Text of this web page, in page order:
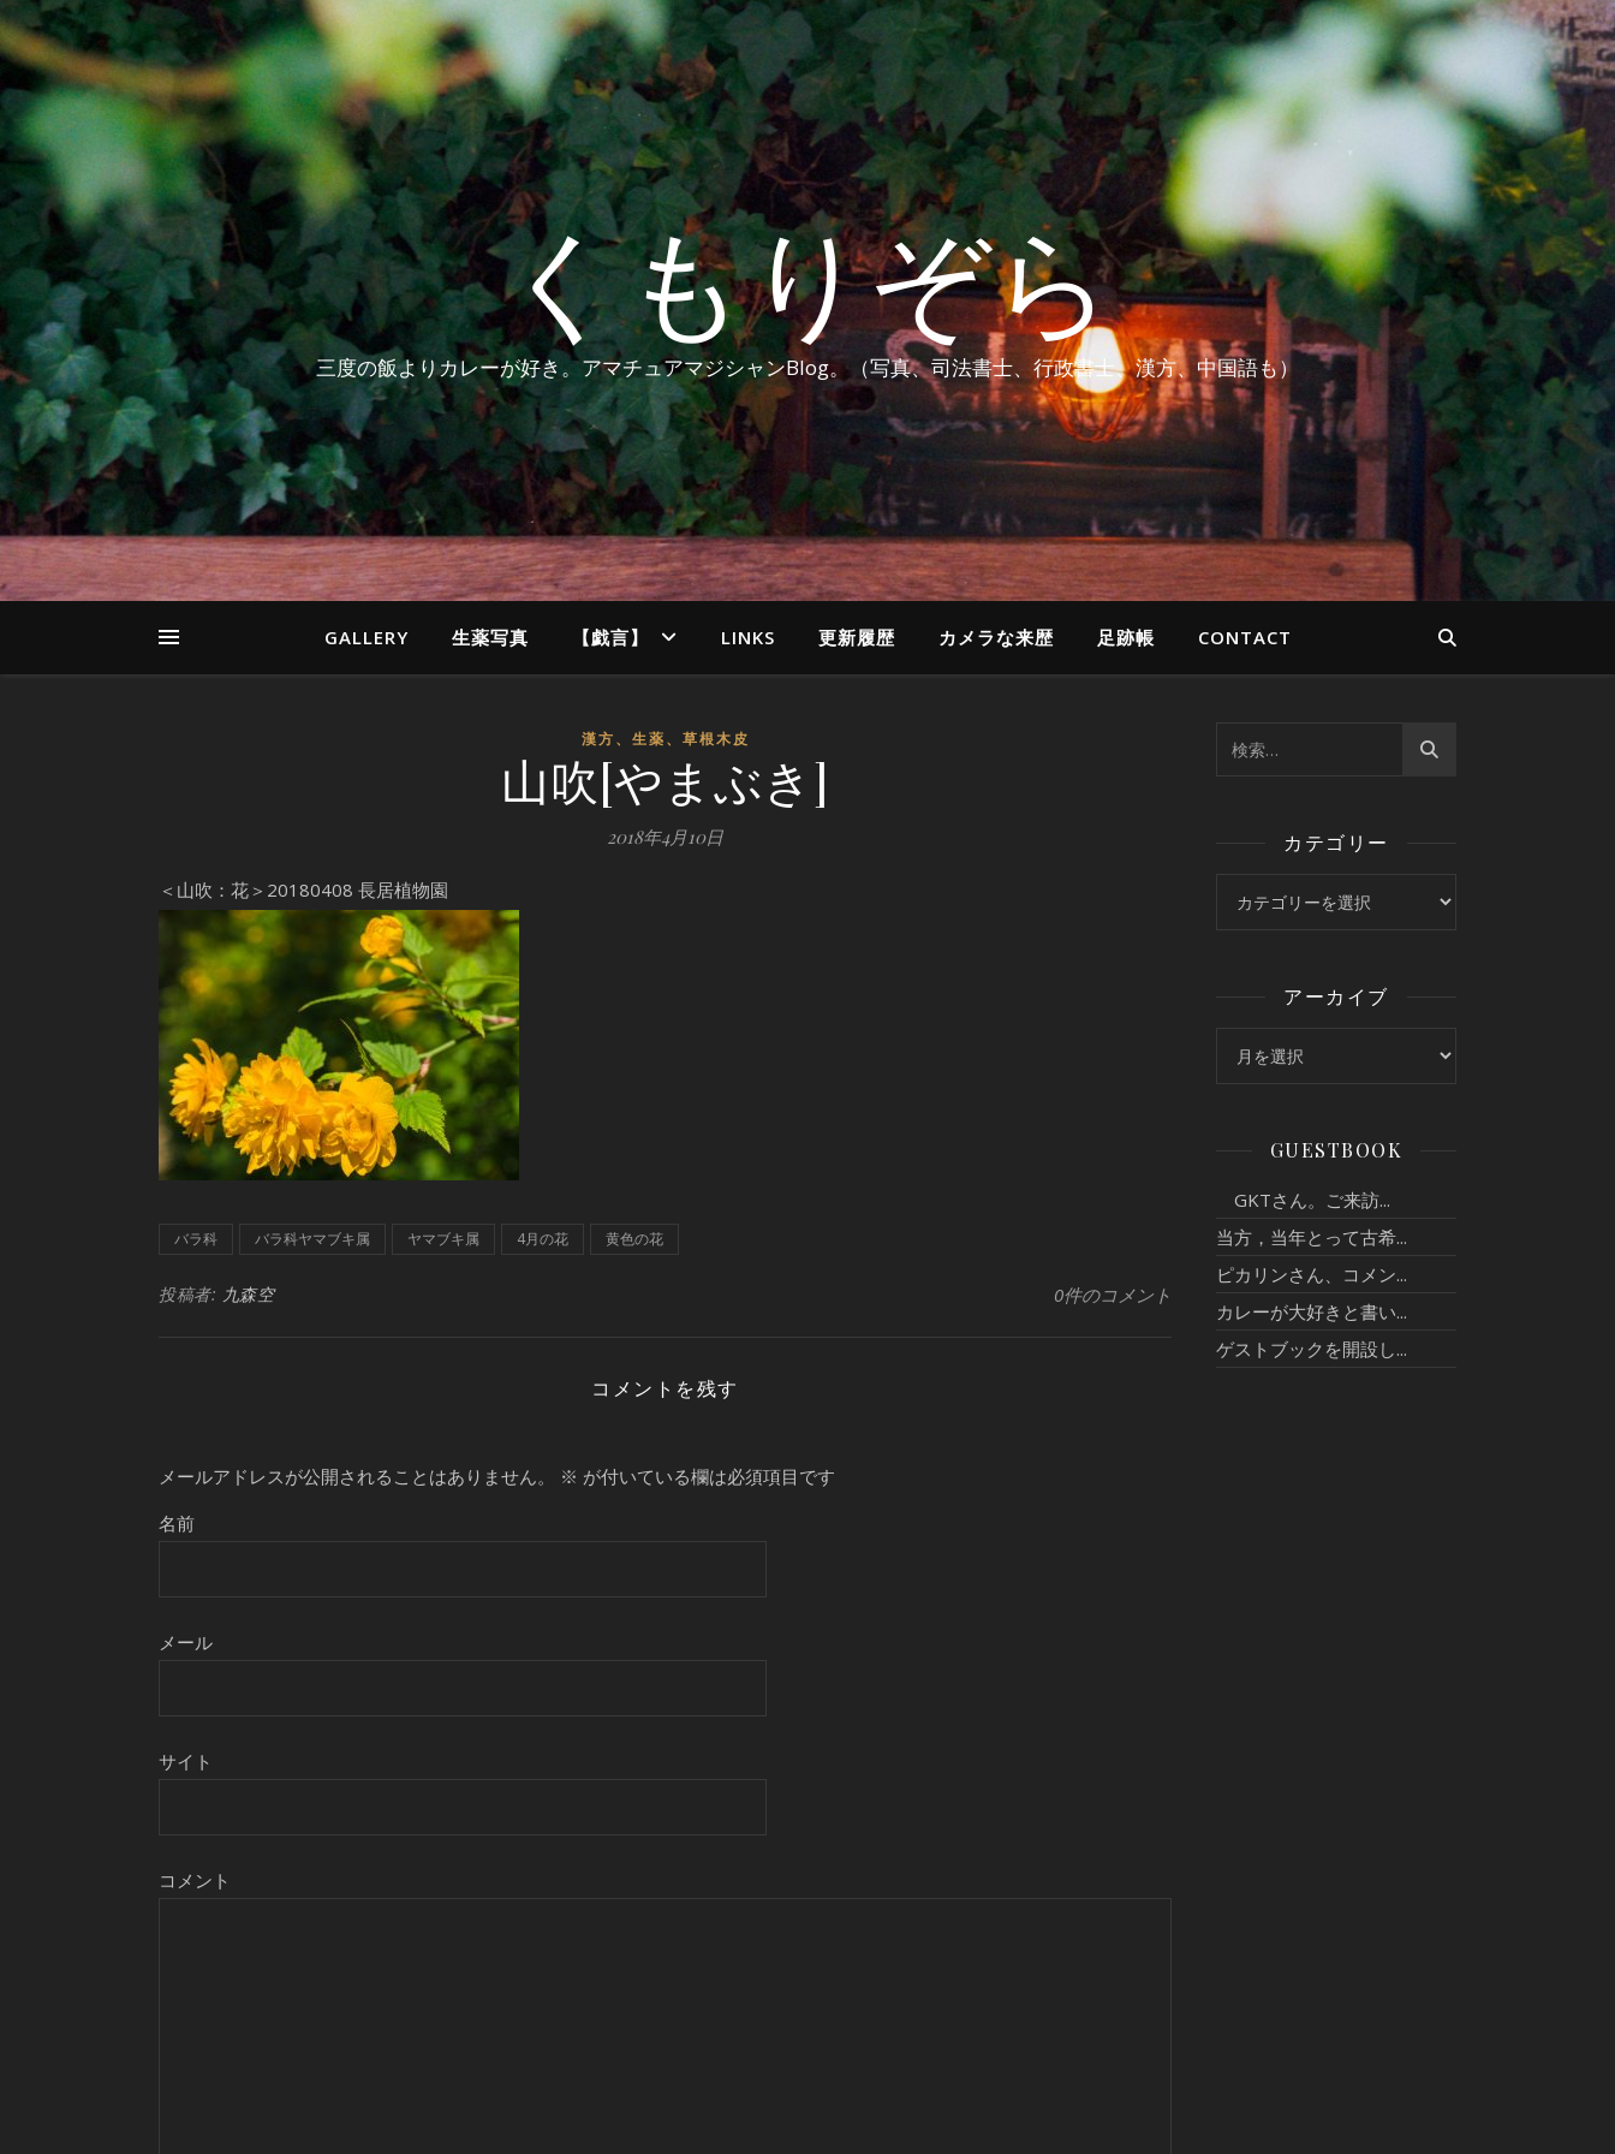
くもりぞら
三度の飯よりカレーが好き。アマチュアマジシャンBlog。（写真、司法書士、行政書士、漢方、中国語も）
GALLERY 生薬写真 【戯言】 LINKS 更新履歴 カメラな来歴 足跡帳 CONTACT
漢方、生薬、草根木皮
山吹[やまぶき]
2018年4月10日
＜山吹：花＞20180408 長居植物園
バラ科 バラ科ヤマブキ属 ヤマブキ属 4月の花 黄色の花
投稿者: 九森空 0件のコメント
コメントを残す
メールアドレスが公開されることはありません。 ※ が付いている欄は必須項目です
名前
メール
サイト
コメント
カテゴリー
アーカイブ
GUESTBOOK
GKTさん。ご来訪...
当方，当年とって古希...
ピカリンさん、コメン...
カレーが大好きと書い...
ゲストブックを開設し...